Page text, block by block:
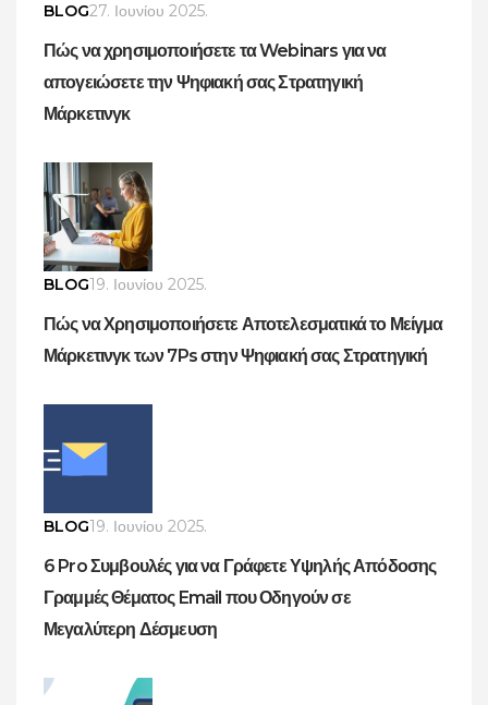
BLOG27. Ιουνίου 2025.
Πώς να χρησιμοποιήσετε τα Webinars για να
απογειώσετε την Ψηφιακή σας Στρατηγική
Μάρκετινγκ
BLOG19. Ιουνίου 2025.
Πώς να Χρησιμοποιήσετε Αποτελεσματικά το Μείγμα
Μάρκετινγκ των 7Ps στην Ψηφιακή σας Στρατηγική
BLOG19. Ιουνίου 2025.
6 Pro Συμβουλές για να Γράφετε Υψηλής Απόδοσης
Γραμμές Θέματος Email που Οδηγούν σε
Μεγαλύτερη Δέσμευση